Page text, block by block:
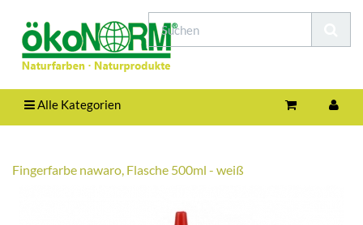
Alle Kategorien
Fingerfarbe nawaro, Flasche 500ml - weiß